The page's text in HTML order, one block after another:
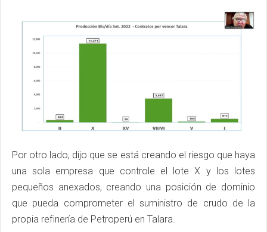
Por otro lado, dijo que se está creando el riesgo que haya
una sola empresa que controle el lote X y los lotes
pequeños anexados, creando una posición de dominio
que pueda comprometer el suministro de crudo de la
propia refinería de Petroperú en Talara.